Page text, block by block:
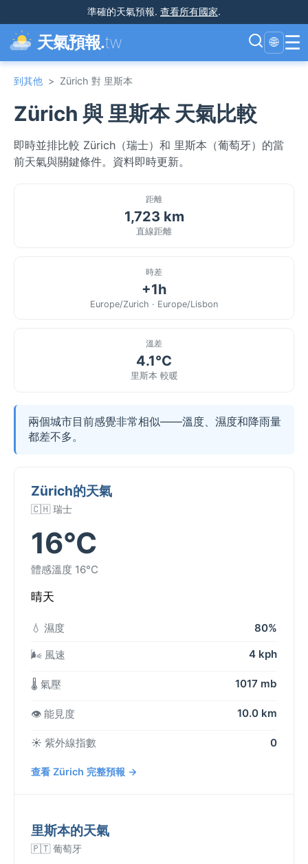
準確的天氣預報. 查看所有國家.
天氣預報.tw 🌐 ☰
到其他 > Zürich 對 里斯本
Zürich 與 里斯本 天氣比較
即時並排比較 Zürich（瑞士）和 里斯本（葡萄牙）的當
前天氣與關鍵條件。資料即時更新。
距離
1,723 km
直線距離
時差
+1h
Europe/Zurich · Europe/Lisbon
溫差
4.1°C
里斯本 較暖
兩個城市目前感覺非常相似——溫度、濕度和降雨量
都差不多。
Zürich的天氣
🇨🇭 瑞士
16°C
體感溫度 16°C
晴天
💧 濕度 80%
🌬️ 風速 4 kph
🌡️ 氣壓 1017 mb
👁️ 能見度 10.0 km
☀️ 紫外線指數 0
查看 Zürich 完整預報 →
里斯本的天氣
🇵🇹 葡萄牙